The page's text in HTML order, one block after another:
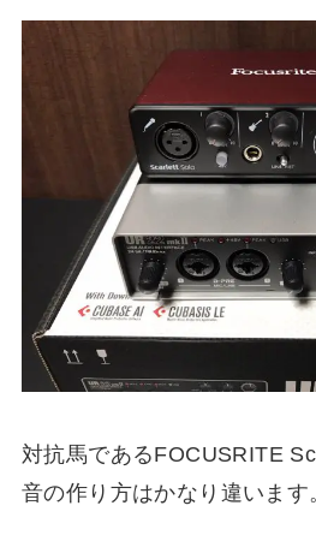
対抗馬であるFOCUSRITE
音の作り方はかなり違います